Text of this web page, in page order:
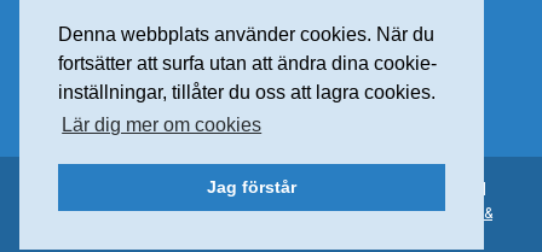
Denna webbplats använder cookies. När du
fortsätter att surfa utan att ändra dina cookie-
inställningar, tillåter du oss att lagra cookies.
Lär dig mer om cookies
Jag förstår
© 2015 Svenska Kemisamfundet – Alla rättigheter reserverade |
Personuppgiftspolicy| Org nr: 802001-7565 | Webdesign:Frank &